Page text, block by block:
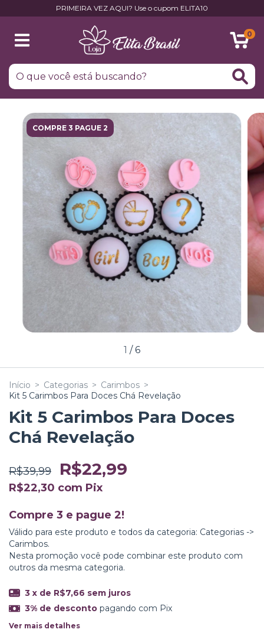
PRIMEIRA VEZ AQUI? Use o cupom ELITA10
0
COMPRE 3 PAGUE 2
1 /6
Início > Categorias > Carimbos >
Kit 5 Carimbos Para Doces Chá Revelação
Kit 5 Carimbos Para Doces
Chá Revelação
R$39,99 R$22,99
R$22,30 com Pix
Compre 3 e pague 2!
Válido para este produto e todos da categoria: Categorias ->
Carimbos.
Nesta promoção você pode combinar este produto com
outros da mesma categoria.
3 x de R$7,66 sem juros
3% de descontopagando com Pix
Ver mais detalhes